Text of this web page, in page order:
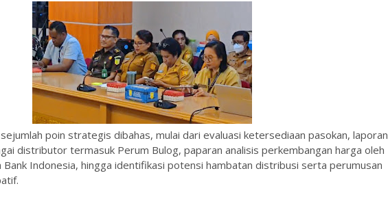
poin strategis dibahas, mulai dari evaluasi ketersediaan pasokan, laporan
distributor termasuk Perum Bulog, paparan analisis perkembangan harga oleh
Bank Indonesia, hingga identifikasi potensi hambatan distribusi serta perumusan